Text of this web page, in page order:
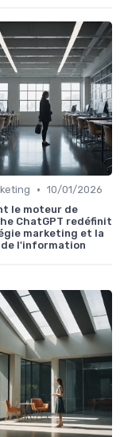
• 10/01/2026
le moteur de
ChatGPT redéfinit
marketing et la
l'information